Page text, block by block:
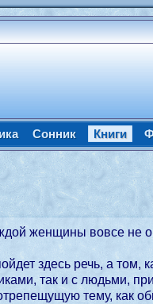
Сонник Книги
женщины вовсе не
здесь речь, а том,
так и с людьми,
тему, как